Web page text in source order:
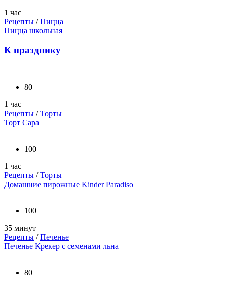
1 час
Рецепты /Пицца
Пицца школьная
К празднику
80
1 час
Рецепты /Торты
Торт Сара
100
1 час
Рецепты /Торты
Домашние пирожные Kinder Paradiso
100
35 минут
Рецепты /Печенье
Печенье Крекер с семенами льна
80